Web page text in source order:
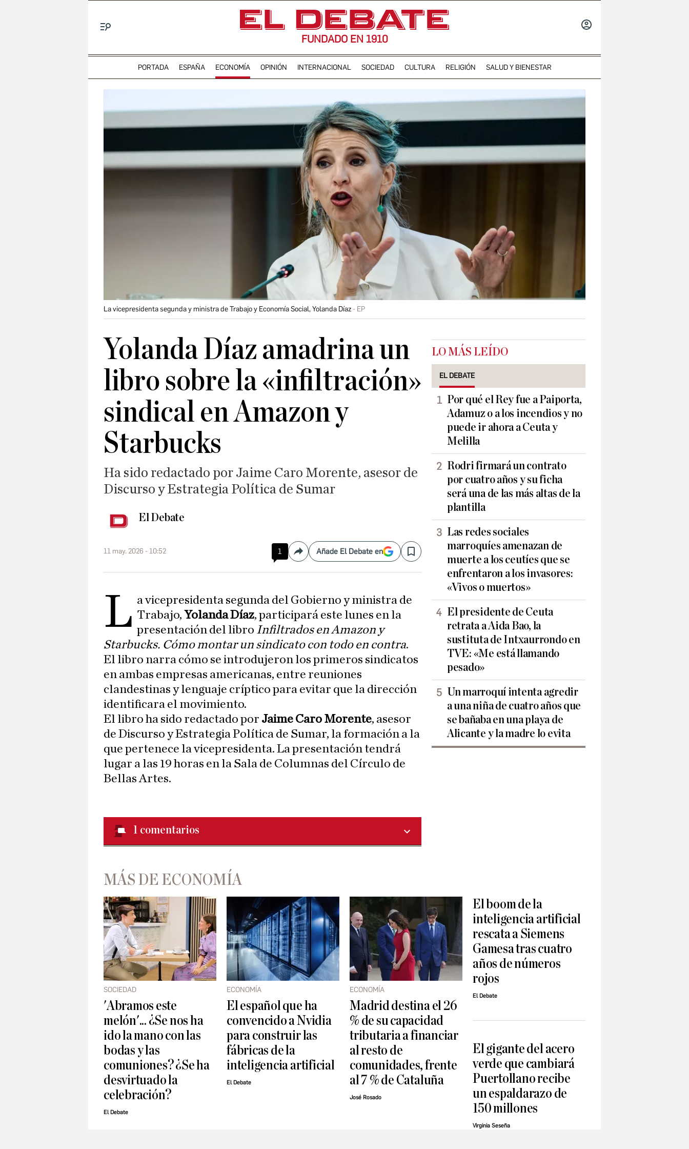
FUNDADO EN 1910
PORTADA ESPAÑA ECONOMÍA OPINIÓN INTERNACIONAL SOCIEDAD CULTURA RELIGIÓN SALUD Y BIENESTAR
La vicepresidenta segunda y ministra de Trabajo y Economía Social, Yolanda Díaz EP
Yolanda Díaz amadrina un
libro sobre la «infiltración»
sindical en Amazon y
Starbucks
Ha sido redactado por Jaime Caro Morente, asesor de
Discurso y Estrategia Política de Sumar
El Debate
11 may. 2026 - 10:52 1 CompartirAñade El Debate en Save
L a vicepresidenta segunda del Gobierno y ministra de
Trabajo,Yolanda Díaz, participará este lunes en la
presentación del libro Infiltrados en Amazon y
Starbucks. Cómo montar un sindicato con todo en contra.
El libro narra cómo se introdujeron los primeros sindicatos
en ambas empresas americanas, entre reuniones
clandestinas y lenguaje críptico para evitar que la dirección
identificara el movimiento.
El libro ha sido redactado por Jaime Caro Morente, asesor
de Discurso y Estrategia Política de Sumar, la formación a la
que pertenece la vicepresidenta. La presentación tendrá
lugar a las 19 horas en la Sala de Columnas del Círculo de
Bellas Artes.
1 comentarios
LO MÁS LEÍDO
EL DEBATE
Por qué el Rey fue a Paiporta,
Adamuz o a los incendios y no
puede ir ahora a Ceuta y
Melilla
Rodri firmará un contrato
por cuatro años y su ficha
será una de las más altas de la
plantilla
Las redes sociales
marroquíes amenazan de
muerte a los ceutíes que se
enfrentaron a los invasores:
«Vivos o muertos»
El presidente de Ceuta
retrata a Aida Bao, la
sustituta de Intxaurrondo en
TVE: «Me está llamando
pesado»
Un marroquí intenta agredir
a una niña de cuatro años que
se bañaba en una playa de
Alicante y la madre lo evita
MÁS DE ECONOMÍA
SOCIEDAD
'Abramos este
melón'... ¿Se nos ha
ido la mano con las
bodas y las
comuniones? ¿Se ha
desvirtuado la
celebración?
El Debate
ECONOMÍA
El español que ha
convencido a Nvidia
para construir las
fábricas de la
inteligencia artificial
El Debate
ECONOMÍA
Madrid destina el 26
% de su capacidad
tributaria a financiar
al resto de
comunidades, frente
al 7 % de Cataluña
José Rosado
El boom de la
inteligencia artificial
rescata a Siemens
Gamesa tras cuatro
años de números
rojos
El Debate
El gigante del acero
verde que cambiará
Puertollano recibe
un espaldarazo de
150 millones
Virginia Seseña